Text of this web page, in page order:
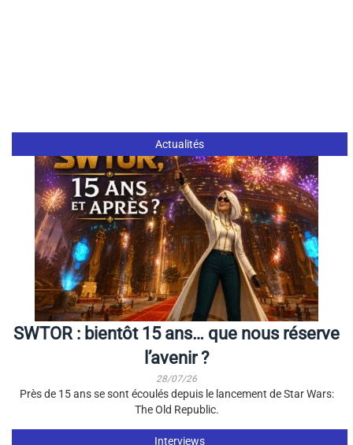
Actualités
SWTOR : bientôt 15 ans… que nous réserve
l’avenir ?
28/07/26
Près de 15 ans se sont écoulés depuis le lancement de Star Wars:
The Old Republic.
Interviews